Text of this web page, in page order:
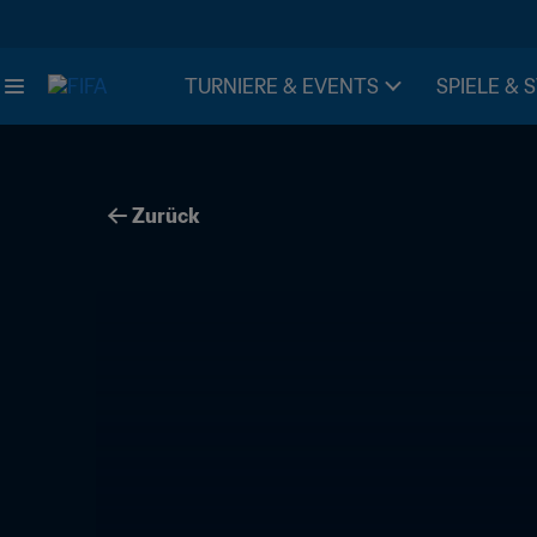
TURNIERE & EVENTS SPIELE &
Zurück